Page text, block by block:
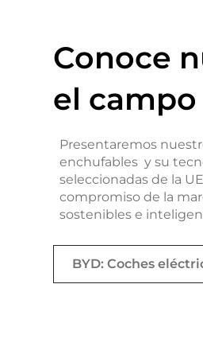
Conoce
el campo
Presentaremos
enchufables y su
seleccionadas de la
compromiso de la
sostenibles e
BYD: Coches